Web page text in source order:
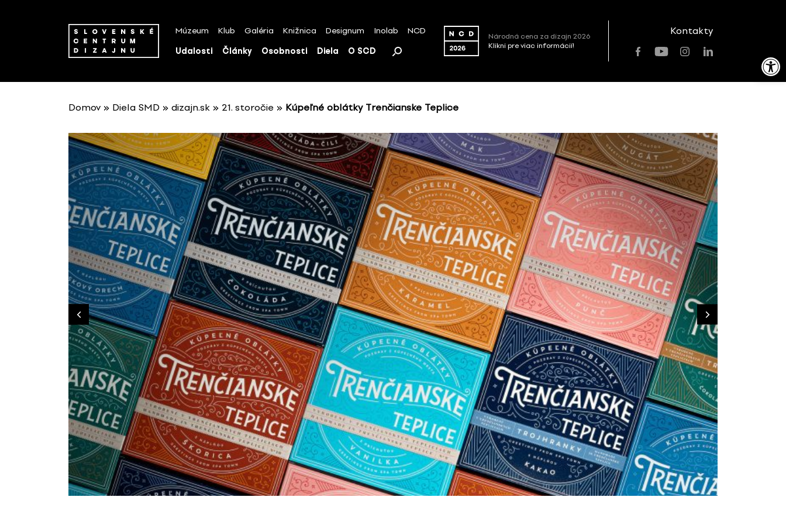
Open toolbar
Múzeum Klub Galéria Knižnica Designum Inolab NCD
Udalosti Články Osobnosti Diela O SCD
Národná cena za dizajn 2026
Klikni pre viac informácií!
Kontakty
Domov » Diela SMD » dizajn.sk » 21. storočie » Kúpeľné oblátky Trenčianske Teplice